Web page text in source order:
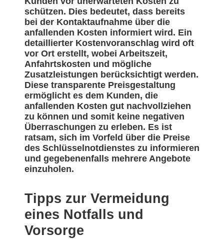
schützen. Dies bedeutet, dass bereits
bei der Kontaktaufnahme über die
anfallenden Kosten informiert wird. Ein
detaillierter Kostenvoranschlag wird oft
vor Ort erstellt, wobei Arbeitszeit,
Anfahrtskosten und mögliche
Zusatzleistungen berücksichtigt werden.
Diese transparente Preisgestaltung
ermöglicht es dem Kunden, die
anfallenden Kosten gut nachvollziehen
zu können und somit keine negativen
Überraschungen zu erleben. Es ist
ratsam, sich im Vorfeld über die Preise
des Schlüsselnotdienstes zu informieren
und gegebenenfalls mehrere Angebote
einzuholen.
Tipps zur Vermeidung
eines Notfalls und
Vorsorge